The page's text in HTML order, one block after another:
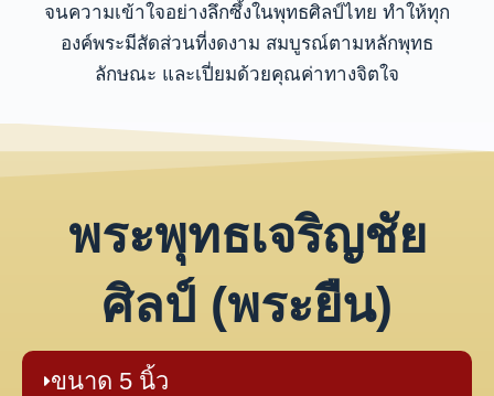
จนความเข้าใจอย่างลึกซึ้งในพุทธศิลป์ไทย ทำให้ทุก
องค์พระมีสัดส่วนที่งดงาม สมบูรณ์ตามหลักพุทธ
ลักษณะ และเปี่ยมด้วยคุณค่าทางจิตใจ
พระพุทธเจริญชัย
ศิลป์ (พระยืน)
ขนาด 5 นิ้ว